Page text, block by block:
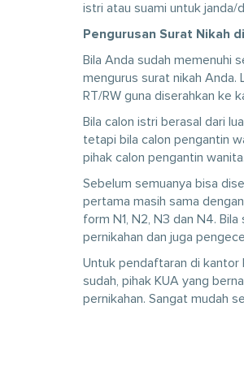
istri atau suami untuk janda/
Pengurusan Surat Nikah
Bila Anda sudah memenuhi
mengurus surat nikah Anda.
RT/RW guna diserahkan ke
Bila calon istri berasal dari
tetapi bila calon pengantin
pihak calon pengantin
Sebelum semuanya bisa
pertama masih sama
form N1, N2, N3 dan N4.
pernikahan dan juga
Untuk pendaftaran di kantor
sudah, pihak KUA yang
pernikahan. Sangat mudah